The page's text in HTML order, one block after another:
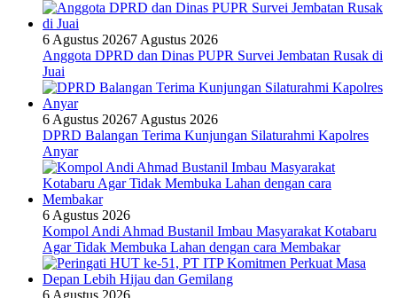
6 Agustus 20267 Agustus 2026
Anggota DPRD dan Dinas PUPR Survei Jembatan Rusak di
Juai
6 Agustus 20267 Agustus 2026
DPRD Balangan Terima Kunjungan Silaturahmi Kapolres
Anyar
6 Agustus 2026
Kompol Andi Ahmad Bustanil Imbau Masyarakat Kotabaru
Agar Tidak Membuka Lahan dengan cara Membakar
6 Agustus 2026